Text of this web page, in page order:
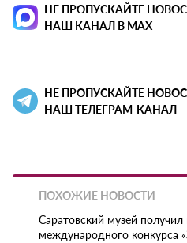
НЕ ПРОПУСКАЙТЕ
НАШ КАНАЛ В MAX
НЕ ПРОПУСКАЙТЕ
НАШ ТЕЛЕГРАМ-КАНАЛ
ПОХОЖИЕ НОВОСТИ
Саратовский музей
международного конкурса